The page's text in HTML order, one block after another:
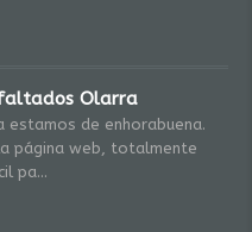
Olarra
estamos de enhorabuena.
página web, totalmente
pa